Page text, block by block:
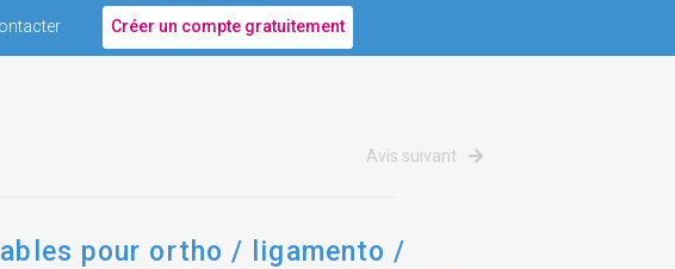
Créer un compte gratuitement
Avis suivant
pour ortho / ligamento /